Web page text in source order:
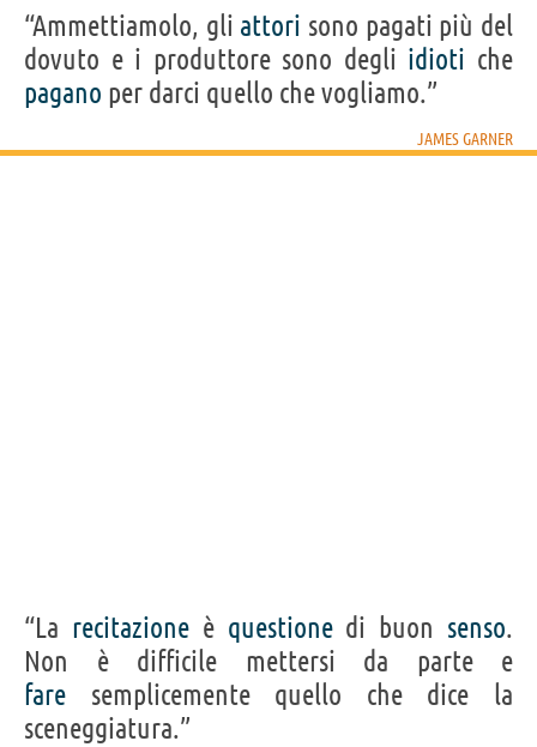
FILM/SERIE TV/CARTONI DI JAMES GARNER
“Ammettiamolo, gli attori sono pagati più del
dovuto e i produttore sono degli idioti che
pagano per darci quello che vogliamo.”
JAMES GARNER
“La recitazioneè questionedi buon senso.
Non è difficile mettersi da parte e
fare semplicemente quello che dice la
sceneggiatura.”